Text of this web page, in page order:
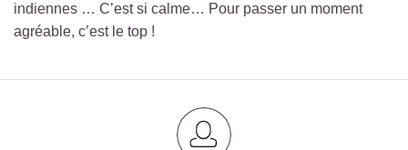
indiennes … C’est si calme… Pour passer un moment
agréable, c’est le top !